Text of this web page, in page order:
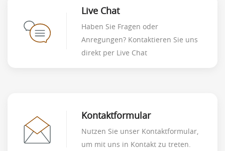
Live Chat
Haben Sie Fragen oder
Anregungen? Kontaktieren Sie uns
direkt per Live Chat
Kontaktformular
Nutzen Sie unser Kontaktformular,
um mit uns in Kontakt zu treten.